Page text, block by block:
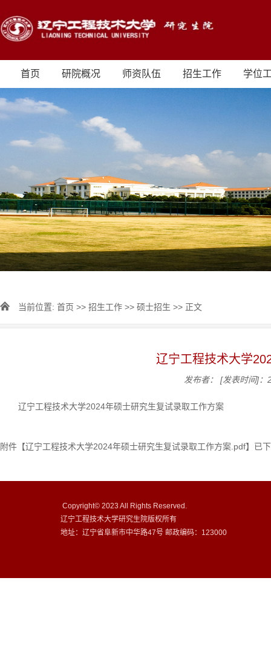
首页 研院概况 师资队伍 招生工作 学位
当前位置: 首页 >> 招生工作 >> 硕士招生 >> 正文
辽宁工程技术大学
发布者： [发表时间]
辽宁工程技术大学2024年硕士研究生复试录取工作方案
附件【辽宁工程技术大学2024年硕士研究生复试录取工作方案.pdf】已
Copyright© 2023 All Rights Reserved.
辽宁工程技术大学研究生院版权所有
地址：辽宁省阜新市中华路47号 邮政编码：123000